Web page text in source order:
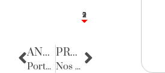
2
1
2
9
ANTERIOR
Porta Retratos
PRÓXIMA
Nos bastidores da política